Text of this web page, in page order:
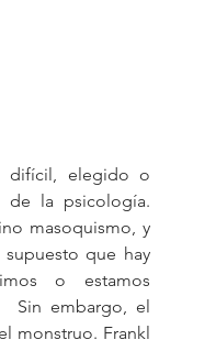
difícil, elegido o
de la psicología.
masoquismo, y
que hay
o estamos
Sin embargo, el
monstruo. Frankl